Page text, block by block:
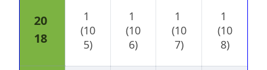
20
18
1
(10
5)
1
(10
6)
1
(10
7)
1
(10
8)